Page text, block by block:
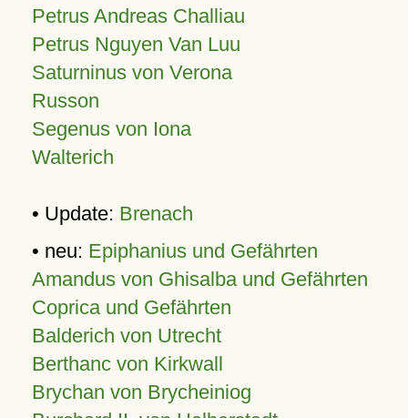
Petrus Andreas Challiau
Petrus Nguyen Van Luu
Saturninus von Verona
Russon
Segenus von Iona
Walterich
• Update: Brenach
• neu: Epiphanius und Gefährten
Amandus von Ghisalba und Gefährten
Coprica und Gefährten
Balderich von Utrecht
Berthanc von Kirkwall
Brychan von Brycheiniog